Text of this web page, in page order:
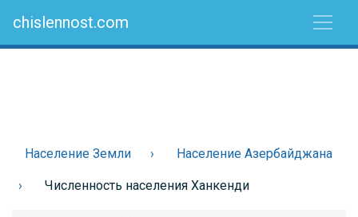
chislennost.com
Население Земли Население Азербайджана
Численность населения Ханкенди